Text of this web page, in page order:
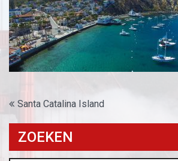
Bericht
navigatie
Santa Catalina Island
ZOEKEN